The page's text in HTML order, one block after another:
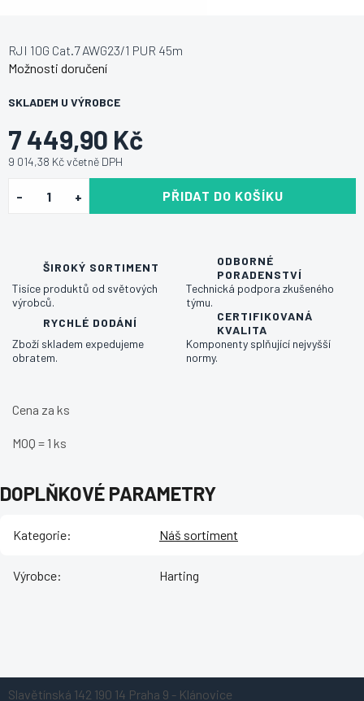
7 449,90 Kč
9 014,38 Kč včetně DPH
SKLADEM U VÝROBCE
Možnosti doručení
PŘIDAT DO KOŠÍKU
RJI 10G Cat.7 AWG23/1 PUR 45m
ŠIROKÝ SORTIMENT
Tisíce produktů od světových
výrobců.
ODBORNÉ
PORADENSTVÍ
Technická podpora zkušeného
týmu.
RYCHLÉ DODÁNÍ
Zboží skladem expedujeme
obratem.
CERTIFIKOVANÁ
KVALITA
Komponenty splňující nejvyšší
normy.
Cena za ks
MOQ = 1 ks
DOPLŇKOVÉ PARAMETRY
Kategorie: Náš sortiment
Výrobce: Harting
Slavětínská 142 190 14 Praha 9 - Klánovice